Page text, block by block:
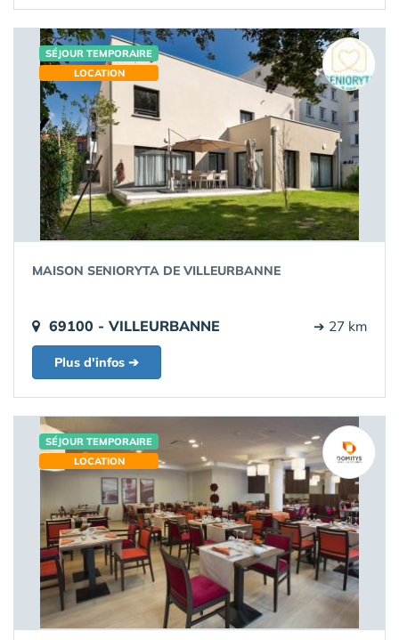
SÉJOUR TEMPORAIRE
LOCATION
MAISON SENIORYTA DE VILLEURBANNE
69100 - VILLEURBANNE ➔ 27 km
Plus d'infos ➔
SÉJOUR TEMPORAIRE
LOCATION